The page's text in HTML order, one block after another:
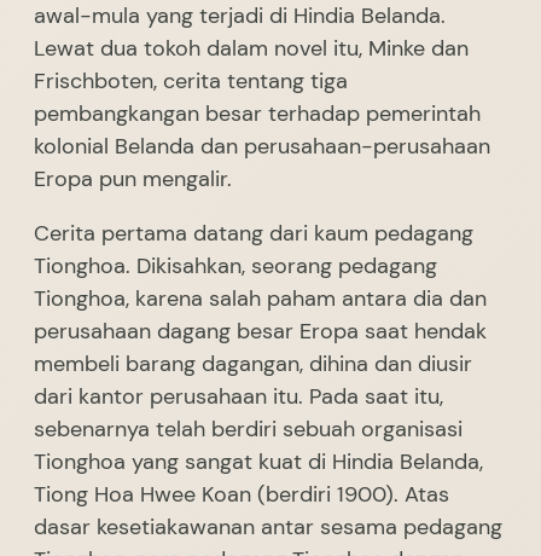
awal-mula yang terjadi di Hindia Belanda.
Lewat dua tokoh dalam novel itu, Minke dan
Frischboten, cerita tentang tiga
pembangkangan besar terhadap pemerintah
kolonial Belanda dan perusahaan-perusahaan
Eropa pun mengalir.
Cerita pertama datang dari kaum pedagang
Tionghoa. Dikisahkan, seorang pedagang
Tionghoa, karena salah paham antara dia dan
perusahaan dagang besar Eropa saat hendak
membeli barang dagangan, dihina dan diusir
dari kantor perusahaan itu. Pada saat itu,
sebenarnya telah berdiri sebuah organisasi
Tionghoa yang sangat kuat di Hindia Belanda,
Tiong Hoa Hwee Koan (berdiri 1900). Atas
dasar kesetiakawanan antar sesama pedagang